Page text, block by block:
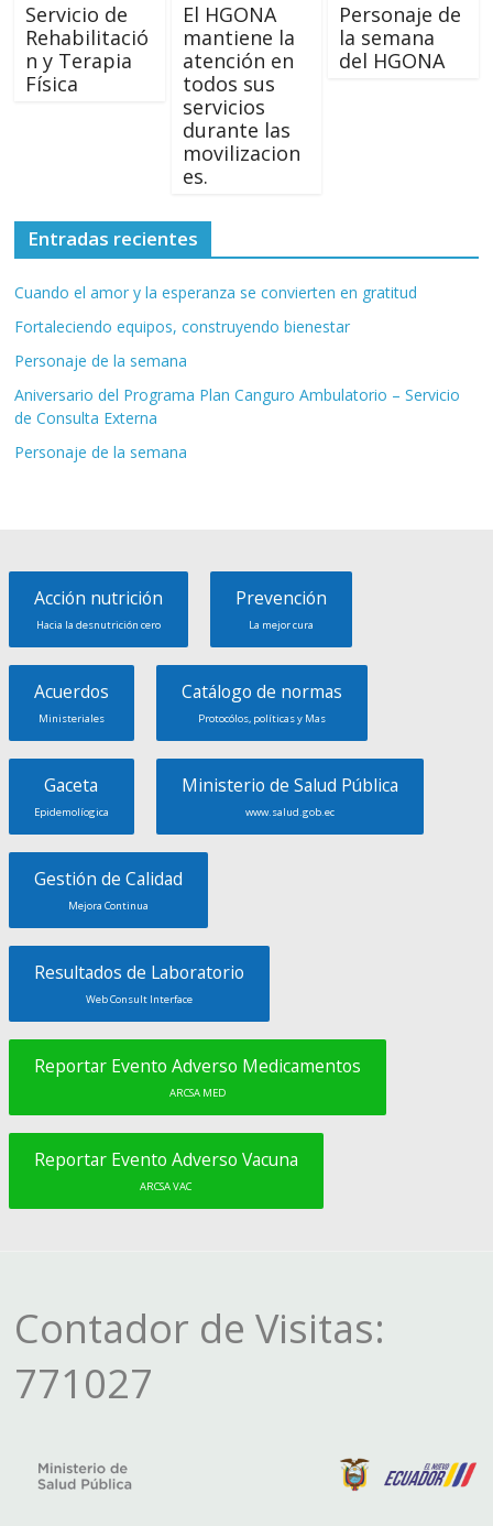
Servicio de
Rehabilitació
n y Terapia
Física
El HGONA
mantiene la
atención en
todos sus
servicios
durante las
movilizacion
es.
Personaje de
la semana
del HGONA
Entradas recientes
Cuando el amor y la esperanza se convierten en gratitud
Fortaleciendo equipos, construyendo bienestar
Personaje de la semana
Aniversario del Programa Plan Canguro Ambulatorio – Servicio
de Consulta Externa
Personaje de la semana
Acción nutrición
Hacia la desnutrición cero
Prevención
La mejor cura
Acuerdos
Ministeriales
Catálogo de normas
Protocólos, políticas y Mas
Gaceta
Epidemolíogica
Ministerio de Salud Pública
www.salud.gob.ec
Gestión de Calidad
Mejora Continua
Resultados de Laboratorio
Web Consult Interface
Reportar Evento Adverso Medicamentos
ARCSA MED
Reportar Evento Adverso Vacuna
ARCSA VAC
Contador de Visitas:
771027